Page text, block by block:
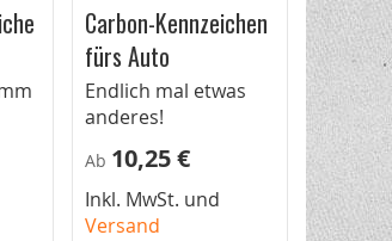
Carbon-Kennzeichen
fürs Auto
Endlich mal etwas
anderes!
Ab 10,25 €
Inkl. MwSt. und
Versand